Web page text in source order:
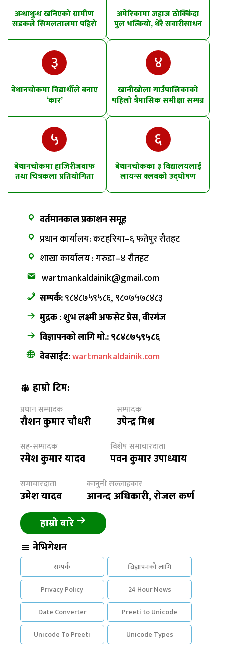
अन्धाधुन्ध खनिएको ग्रामीण
सडकले सिमलतालमा पहिरो
अमेरिकामा जहाज ठोक्किँदा
पुल भत्कियो, धेरै सवारीसाधन
३
बेथानचोकमा विद्यार्थीले बनाए
‘कार’
४
खानीखोला गाउँपालिकाको
पहिलो त्रैमासिक समीक्षा सम्पन्न
५
बेथानचोकमा हाजिरीजवाफ
तथा चित्रकला प्रतियोगिता
६
बेथानचोकका ३ विद्यालयलाई
लायन्स क्लबको उद्घोषण
वर्तमानकाल प्रकाशन समूह
प्रधान कार्यालय: कटहरिया–६ फतेपुर रौतहट
शाखा कार्यालय : गरुडा–४ रौतहट
wartmankaldainik@gmail.com
सम्पर्क:९८४८७५९५८६, ९८०७५७८४८३
मुद्रक : शुभ लक्ष्मी अफसेट प्रेस, वीरगंज
विज्ञापनको लागि मो.: ९८४८७५९५८६
वेबसाईट:wartmankaldainik.com
हाम्रो टिम:
प्रधान सम्पादक
रौशन कुमार चौधरी
सम्पादक
उपेन्द्र मिश्र
सह-सम्पादक
रमेश कुमार यादव
विशेष समाचारदाता
पवन कुमार उपाध्याय
समाचारदाता
उमेश यादव
कानुनी सल्लाहकार
आनन्द अधिकारी, रोजल कर्ण
हाम्रो बारे
नेभिगेशन
सम्पर्क
विज्ञापनको लागि
Privacy Policy
24 Hour News
Date Converter
Preeti to Unicode
Unicode To Preeti
Unicode Types